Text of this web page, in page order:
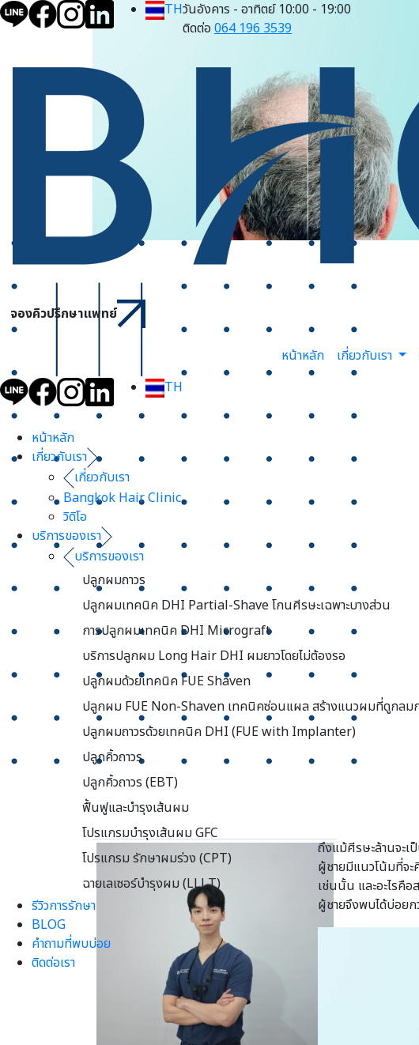
THวันอังคาร - อาทิตย์ 10:00 - 19:00
ติดต่อ 064 196 3539
จองคิวปรึกษาแพทย์
หน้าหลัก เกี่ยวกับเรา
TH
หน้าหลัก
เกี่ยวกับเรา
เกี่ยวกับเรา
Bangkok Hair Clinic
วิดิโอ
บริการของเรา
บริการของเรา
ปลูกผมถาวร
ปลูกผมเทคนิค DHI Partial-Shave โกนศีรษะเฉพาะบางส่วน
การปลูกผมเทคนิค DHI Micrograft
บริการปลูกผม Long Hair DHI ผมยาวโดยไม่ต้องรอ
ปลูกผมด้วยเทคนิค FUE Shaven
ปลูกผม FUE Non-Shaven เทคนิคซ่อนแผล สร้างแนวผมที่ดูกลม
ปลูกผมถาวรด้วยเทคนิค DHI (FUE with Implanter)
ปลูกคิ้วถาวร
ปลูกคิ้วถาวร (EBT)
ฟื้นฟูและบำรุงเส้นผม
โปรแกรมบำรุงเส้นผม GFC
โปรแกรม รักษาผมร่วง (CPT)
ฉายเลเซอร์บำรุงผม (LLLT)
รีวิวการรักษา
BLOG
คำถามที่พบบ่อย
ติดต่อเรา
ถึงแม้ศีรษะล้านจะ
ผู้ชายมีแนวโน้มที่จ
เช่นนั้น และอะไรคือ
ผู้ชายจึงพบได้บ่อย